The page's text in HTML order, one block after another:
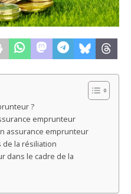
?
emprunteur
assurance emprunteur
la résiliation
dans le cadre de la